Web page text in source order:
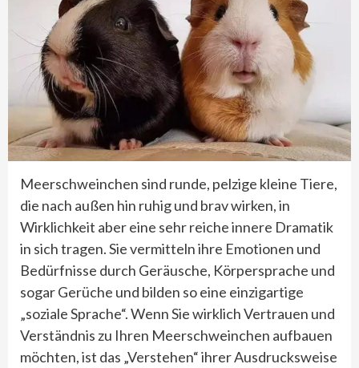
Meerschweinchen sind runde, pelzige kleine Tiere,
die nach außen hin ruhig und brav wirken, in
Wirklichkeit aber eine sehr reiche innere Dramatik
in sich tragen. Sie vermitteln ihre Emotionen und
Bedürfnisse durch Geräusche, Körpersprache und
sogar Gerüche und bilden so eine einzigartige
„soziale Sprache“. Wenn Sie wirklich Vertrauen und
Verständnis zu Ihren Meerschweinchen aufbauen
möchten, ist das „Verstehen“ ihrer Ausdrucksweise